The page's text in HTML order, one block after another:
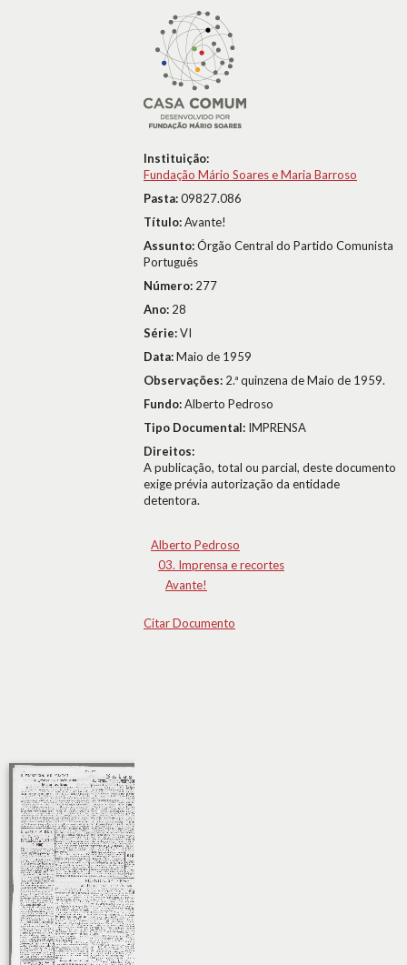
Instituição:
Fundação Mário Soares e Maria Barroso
Pasta:09827.086
Título:Avante!
Assunto:Órgão Central do Partido Comunista
Português
Número: 277
Ano: 28
Série:VI
Data:Maio de 1959
Observações: 2.ª quinzena de Maio de 1959.
Fundo:Alberto Pedroso
Tipo Documental: IMPRENSA
Direitos:
A publicação, total ou parcial, deste documento
exige prévia autorização da entidade
detentora.
Alberto Pedroso
03. Imprensa e recortes
Avante!
Citar Documento